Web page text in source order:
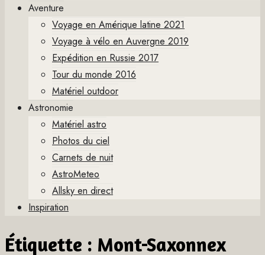
Aventure
Voyage en Amérique latine 2021
Voyage à vélo en Auvergne 2019
Expédition en Russie 2017
Tour du monde 2016
Matériel outdoor
Astronomie
Matériel astro
Photos du ciel
Carnets de nuit
AstroMeteo
Allsky en direct
Inspiration
Étiquette : Mont-Saxonnex